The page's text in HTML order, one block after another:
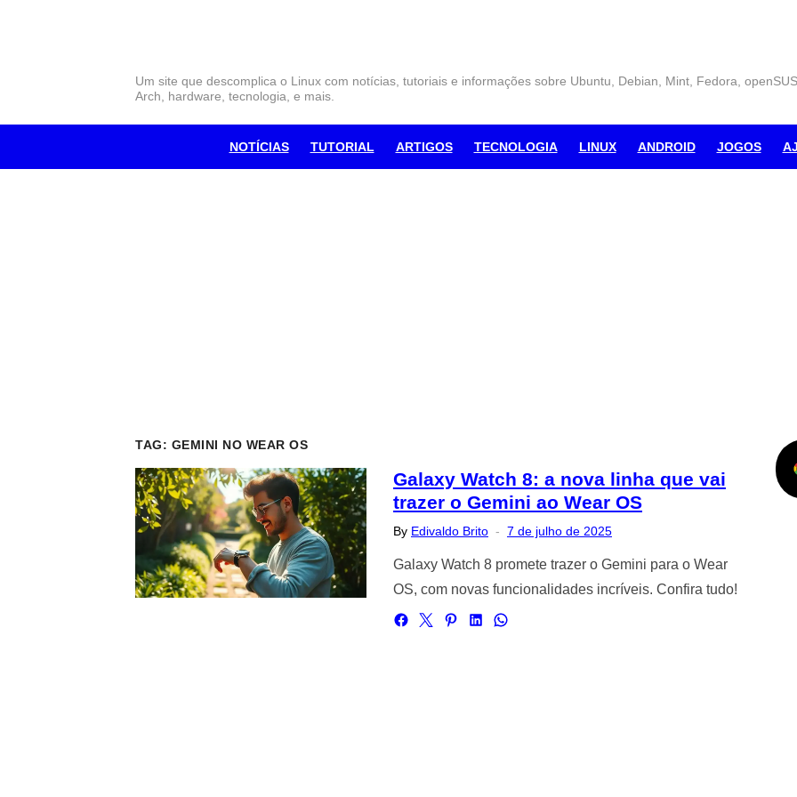
Um site que descomplica o Linux com notícias, tutoriais e informações sobre Ubuntu, Debian, Mint, Fedora,
Arch, hardware, tecnologia, e mais.
NOTÍCIAS TUTORIAL ARTIGOS TECNOLOGIA LINUX ANDROID JOGOS
TAG: GEMINI NO WEAR OS
Galaxy Watch 8: a nova linha que vai
trazer o Gemini ao Wear OS
By Edivaldo Brito
Posted
7 de julho de 2025
Galaxy Watch 8 promete trazer o Gemini para o Wear
OS, com novas funcionalidades incríveis. Confira tudo!